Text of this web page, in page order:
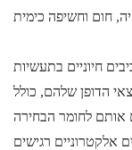
חיוניים בתעשיות
הדופן שלהם, כולל
אותם לחומר הבחירה
אלקטרוניים רגישים